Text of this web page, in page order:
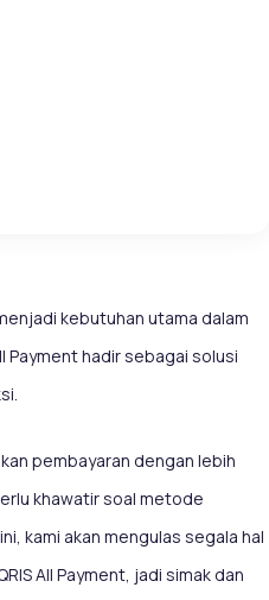
kebutuhan utama dalam
Payment hadir sebagai solusi
pembayaran dengan lebih
khawatir soal metode
kami akan mengulas segala hal
All Payment, jadi simak dan